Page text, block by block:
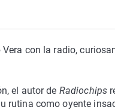
con la radio,
el autor de Radiochips
rutina como oyente